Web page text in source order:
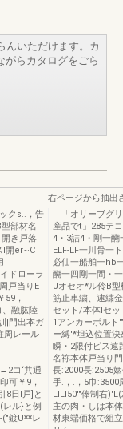
んいただけます。カ
がらカタログをごら
クs..，告
部材名
き戸落
l開er~C
ドローラ
戸当りE
59，
融肱陸
|門出本ガ
周レール
コ‘共通
可￥9，
8日l戸]と
レル}と例
鍍U¥¥レ
右ページから抽出
「「オリーブグ
産品でt」285テ
4・3詰4・剛一
ELF-LF一川骨一
必仙一船舶一hb
醐一四剛一間・
Jオセオ*ル伶B型
筋止車繍、逮繍
セット/本体lセ
1アンカーボル
ー縛'*坦込位置決
瞬・2限付ピス遠
名祢本体戸当り
長:2000長:2505
手.，.，5巾:3500
LILI50'"俸制右
主の肉・しは本
材東端価格で組